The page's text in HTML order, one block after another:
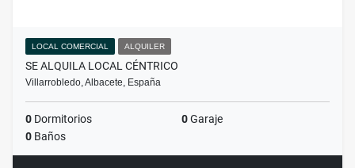
LOCAL COMERCIAL ALQUILER
SE ALQUILA LOCAL CÉNTRICO
Villarrobledo, Albacete, España
0 Dormitorios 0Garaje
0 Baños